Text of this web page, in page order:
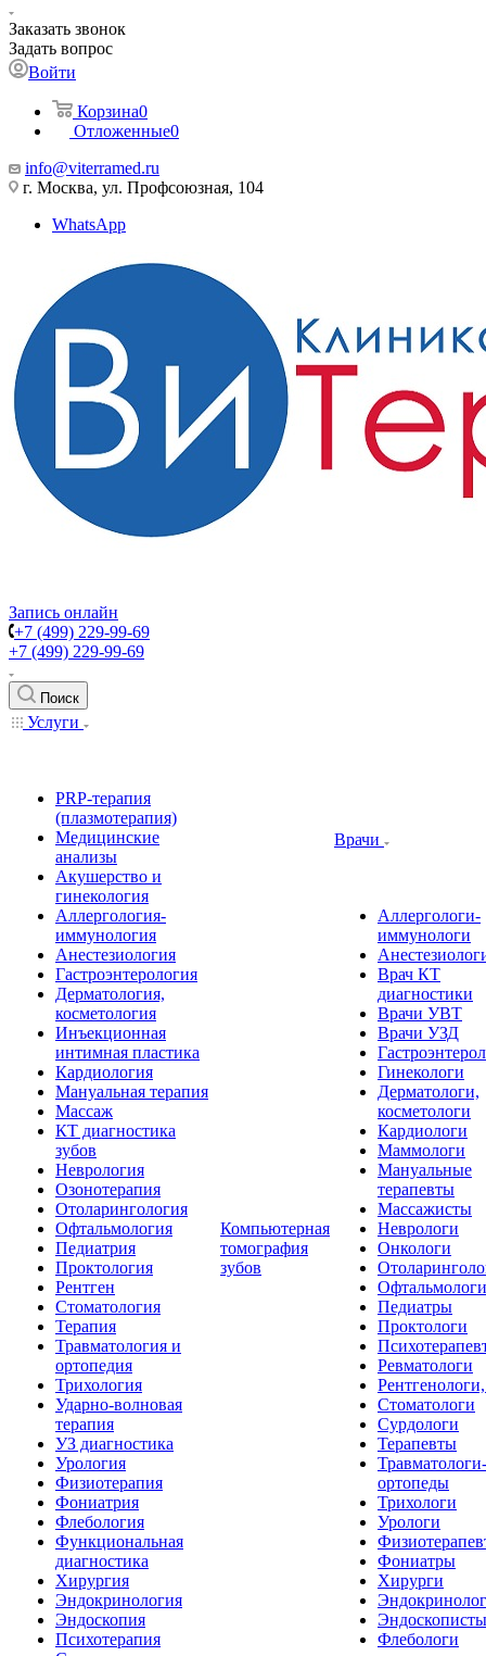
Заказать звонок
Задать вопрос
Войти
Корзина0
Отложенные0
info@viterramed.ru
г. Москва, ул. Профсоюзная, 104
WhatsApp
Запись онлайн
+7 (499) 229-99-69
+7 (499) 229-99-69
Поиск
Услуги
PRP-терапия
(плазмотерапия)
Медицинские
анализы
Акушерство и
гинекология
Аллергология-
иммунология
Анестезиология
Гастроэнтерология
Дерматология,
косметология
Инъекционная
интимная пластика
Кардиология
Мануальная терапия
Массаж
КТ диагностика
зубов
Неврология
Озонотерапия
Отоларингология
Офтальмология
Педиатрия
Проктология
Рентген
Стоматология
Терапия
Травматология и
ортопедия
Трихология
Ударно-волновая
терапия
УЗ диагностика
Урология
Физиотерапия
Фониатрия
Флебология
Функциональная
диагностика
Хирургия
Эндокринология
Эндоскопия
Психотерапия
Компьютерная
томография
зубов
Врачи
Аллергологи-
иммунологи
Врач КТ
диагностики
Врачи УВТ
Врачи УЗД
Гинекологи
Дерматологи,
косметологи
Кардиологи
Маммологи
Мануальные
терапевты
Массажисты
Неврологи
Онкологи
Офтальмологи
Педиатры
Проктологи
Ревматологи
Стоматологи
Сурдологи
Терапевты
Травматологи-
ортопеды
Трихологи
Урологи
Фониатры
Хирурги
Эндоскописты
Флебологи